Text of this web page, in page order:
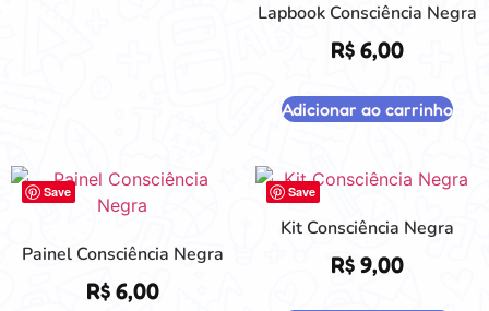
Lapbook Consciência Negra
R$6,00
Adicionar ao carrinho
Save
Painel Consciência Negra
R$6,00
Save
Kit Consciência Negra
R$9,00